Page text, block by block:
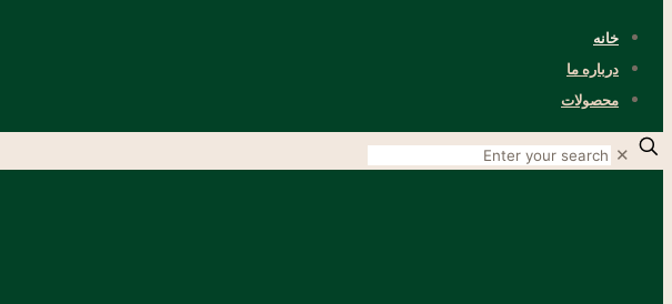
خانه
درباره ما
محصولات
✕